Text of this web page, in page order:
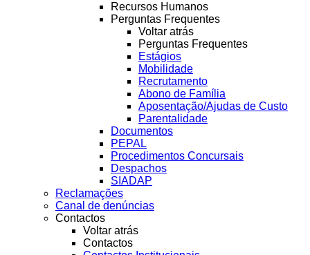
Recursos Humanos
Perguntas Frequentes
Voltar atrás
Perguntas Frequentes
Estágios
Mobilidade
Recrutamento
Abono de Família
Aposentação/Ajudas de Custo
Parentalidade
Documentos
PEPAL
Procedimentos Concursais
Despachos
SIADAP
Reclamações
Canal de denúncias
Contactos
Voltar atrás
Contactos